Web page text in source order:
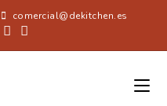
comercial@dekitchen.es